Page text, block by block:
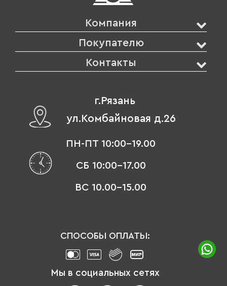
Компания
Покупателю
Контакты
г.Рязань
ул.Комбайновая д.26
ПН-ПТ 10:00-19.00
СБ 10:00-17.00
ВС 10.00-15.00
СПОСОБЫ ОПЛАТЫ:
Мы в социальных сетях